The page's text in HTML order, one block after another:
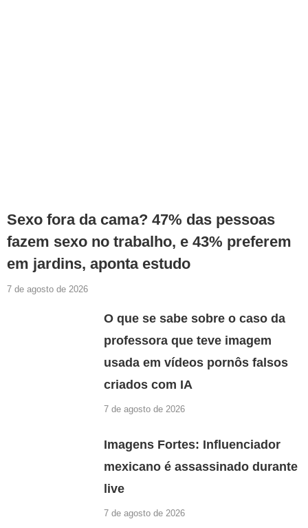
Sexo fora da cama? 47% das pessoas
fazem sexo no trabalho, e 43% preferem
em jardins, aponta estudo
7 de agosto de 2026
O que se sabe sobre o caso da
professora que teve imagem
usada em vídeos pornôs falsos
criados com IA
7 de agosto de 2026
Imagens Fortes: Influenciador
mexicano é assassinado durante
live
7 de agosto de 2026